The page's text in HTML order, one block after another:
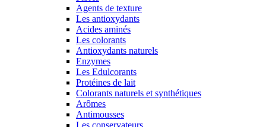
Agents de texture
Les antioxydants
Acides aminés
Les colorants
Antioxydants naturels
Enzymes
Les Edulcorants
Protéines de lait
Colorants naturels et synthétiques
Arômes
Antimousses
Les conservateurs